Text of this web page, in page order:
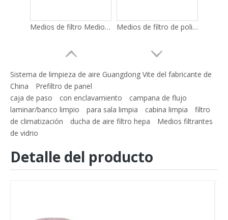
Medios de filtro Medios de prefiltro lavables azules Filtración gruesa Medios de filtro de poliéster azul y blanco/medios de filtro de preeficiencia
Sistema de limpieza de aire Guangdong Vite del fabricante de
China
Prefiltro de panel
caja de paso
con enclavamiento
campana de flujo
laminar/banco limpio
para sala limpia cabina limpia
filtro
de climatización
ducha de aire filtro hepa
Medios filtrantes
de vidrio
Detalle del producto